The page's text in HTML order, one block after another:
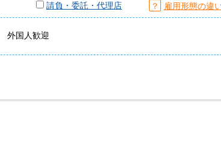
請負・委託・代理店 ？ 雇用形態の違
外国人歓迎